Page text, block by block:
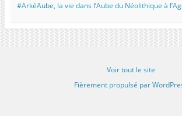
#ArkéAube, la vie dans l’Aube du Néolithique à
Voir tout le site
Fièrement propulsé par